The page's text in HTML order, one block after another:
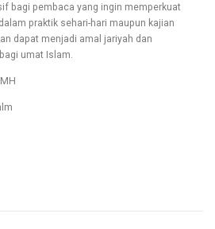
bagi pembaca yang ingin memperkuat
praktik sehari-hari maupun kajian
dapat menjadi amal jariyah dan
umat Islam.